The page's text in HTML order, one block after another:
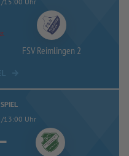
FSV Reimlingen 2
13:00 Uhr
-